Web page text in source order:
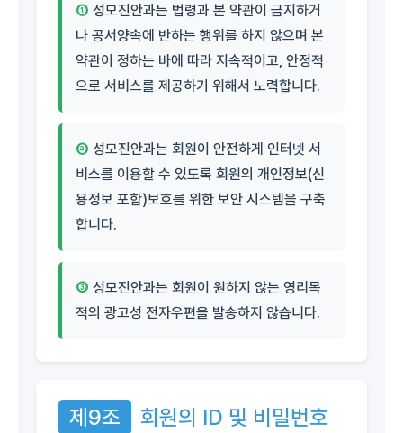
① 성모진안과는 법령과 본 약관이 금지하거
나 공서양속에 반하는 행위를 하지 않으며 본
약관이 정하는 바에 따라 지속적이고, 안정적
으로 서비스를 제공하기 위해서 노력합니다.
② 성모진안과는 회원이 안전하게 인터넷 서
비스를 이용할 수 있도록 회원의 개인정보(신
용정보 포함)보호를 위한 보안 시스템을 구축
합니다.
③ 성모진안과는 회원이 원하지 않는 영리목
적의 광고성 전자우편을 발송하지 않습니다.
제9조
회원의 ID 및 비밀번호